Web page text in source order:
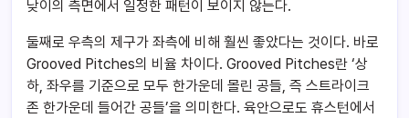
낮이의 측면에서 일정한 패턴이 보이지 않는다.
둘째로 우측의 제구가 좌측에 비해 훨씬 좋았다는 것이다. 바로
Grooved Pitches의 비율 차이다. Grooved Pitches란 ‘상
하, 좌우를 기준으로 모두 한가운데 몰린 공들, 즉 스트라이크
존 한가운데 들어간 공들’을 의미한다. 육안으로도 휴스턴에서